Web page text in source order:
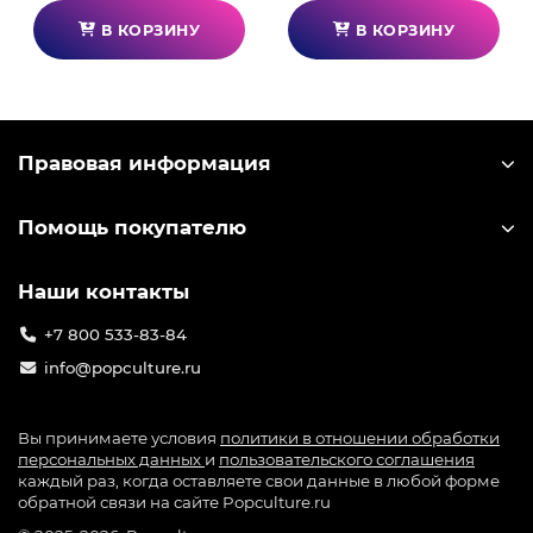
В КОРЗИНУ В КОРЗИНУ
Правовая информация
Помощь покупателю
Наши контакты
+7 800 533-83-84
info@popculture.ru
Вы принимаете условия политики в отношении обработки
персональных данных и пользовательского соглашения
каждый раз, когда оставляете свои данные в любой форме
обратной связи на сайте Popculture.ru